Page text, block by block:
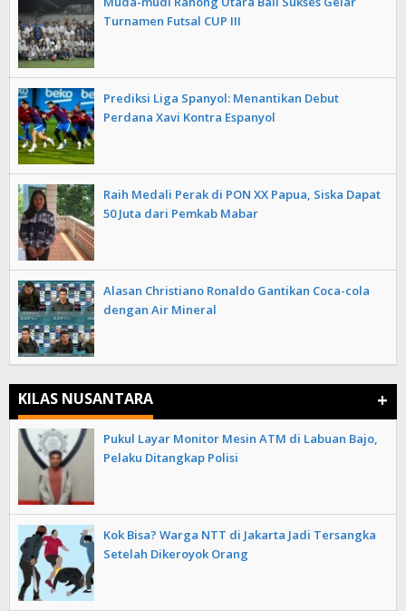
Turnamen Futsal CUP III
Prediksi Liga Spanyol: Menantikan Debut
Perdana Xavi Kontra Espanyol
Raih Medali Perak di PON XX Papua, Siska Dapat
50 Juta dari Pemkab Mabar
Alasan Christiano Ronaldo Gantikan Coca-cola
dengan Air Mineral
KILAS NUSANTARA +
Pukul Layar Monitor Mesin ATM di Labuan Bajo,
Pelaku Ditangkap Polisi
Kok Bisa? Warga NTT di Jakarta Jadi Tersangka
Setelah Dikeroyok Orang